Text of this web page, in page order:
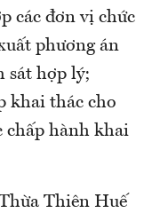
các đơn vị chức
phương án
sát hợp lý;
khai thác cho
chấp hành khai
Thiên Huế